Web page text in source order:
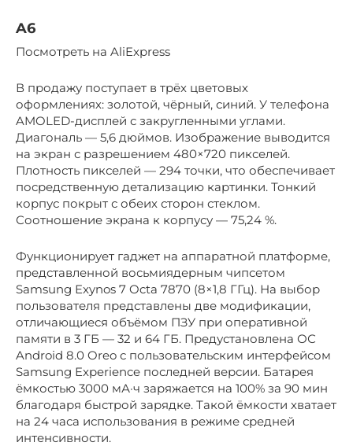
A6
Посмотреть на AliExpress
В продажу поступает в трёх цветовых
оформлениях: золотой, чёрный, синий. У телефона
AMOLED-дисплей с закругленными углами.
Диагональ — 5,6 дюймов. Изображение выводится
на экран с разрешением 480×720 пикселей.
Плотность пикселей — 294 точки, что обеспечивает
посредственную детализацию картинки. Тонкий
корпус покрыт с обеих сторон стеклом.
Соотношение экрана к корпусу — 75,24 %.
Функционирует гаджет на аппаратной платформе,
представленной восьмиядерным чипсетом
Samsung Exynos 7 Octa 7870 (8×1,8 ГГц). На выбор
пользователя представлены две модификации,
отличающиеся объёмом ПЗУ при оперативной
памяти в 3 ГБ — 32 и 64 ГБ. Предустановлена ОС
Android 8.0 Oreo с пользовательским интерфейсом
Samsung Experience последней версии. Батарея
ёмкостью 3000 мА·ч заряжается на 100% за 90 мин
благодаря быстрой зарядке. Такой ёмкости хватает
на 24 часа использования в режиме средней
интенсивности.